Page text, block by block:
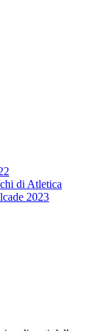
di Atletica
2023